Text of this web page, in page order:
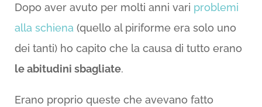
Dopo aver avuto per molti anni vari problemi
alla schiena (quello al piriforme era solo uno
dei tanti) ho capito che la causa di tutto erano
le abitudini sbagliate.
Erano proprio queste che avevano fatto